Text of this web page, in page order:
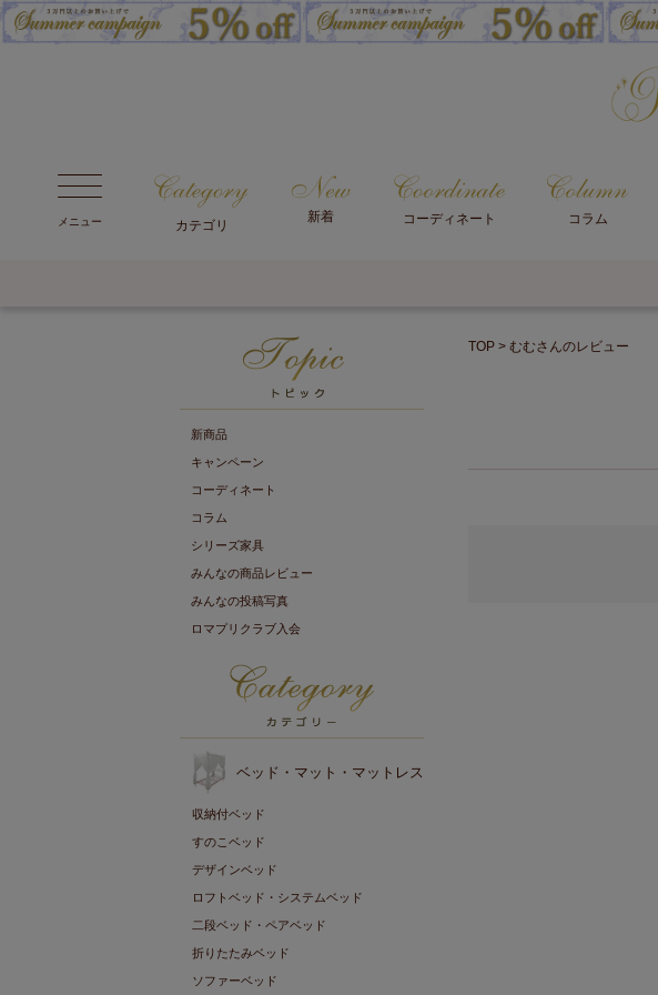
メニュー カテゴリ
新着 コーディネート コラム
新商品
キャンペーン
コーディネート
コラム
シリーズ家具
みんなの商品レビュー
みんなの投稿写真
ロマプリクラブ入会
ベッド・マット・マットレス
収納付ベッド
すのこベッド
デザインベッド
ロフトベッド・システムベッド
二段ベッド・ペアベッド
折りたたみベッド
ソファーベッド
TOP むむさんのレビュー